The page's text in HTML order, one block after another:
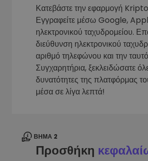
Κατεβάστε την εφαρμογή
Εγγραφείτε μέσω Google,
ηλεκτρονικού ταχυδρομείου.
διεύθυνση ηλεκτρονικού
αριθμό τηλεφώνου και την
Συγχαρητήρια, ξεκλειδώσατε
δυνατότητες της πλατφόρμας
μέσα σε λίγα λεπτά!
ΒΉΜΑ 2
Προσθήκη